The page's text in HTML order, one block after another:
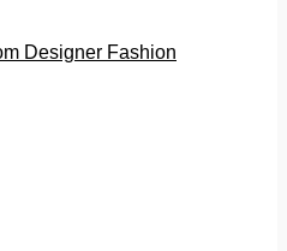
Designer Fashion